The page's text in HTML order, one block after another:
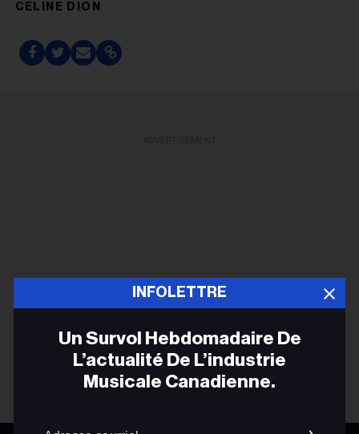
CELINE DION
INFOLETTRE
Un Survol Hebdomadaire De
L’actualité De L’industrie
Musicale Canadienne.